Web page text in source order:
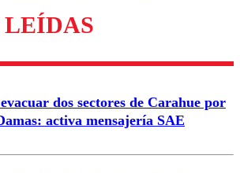
dos sectores de Carahue por
activa mensajería SAE